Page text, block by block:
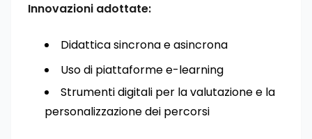
Innovazioni adottate:
Didattica sincrona e asincrona
Uso di piattaforme e-learning
Strumenti digitali per la valutazione e la
personalizzazione dei percorsi